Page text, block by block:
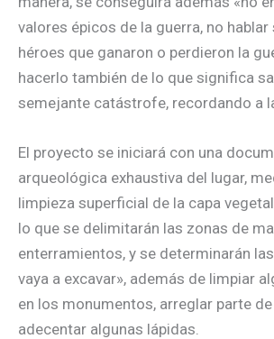
valores épicos de la guerra, no
héroes que ganaron o perdieron la
hacerlo también de lo que significa
semejante catástrofe, recordando a
El proyecto se iniciará con una
arqueológica exhaustiva del lugar,
limpieza superficial de la capa
lo que se delimitarán las zonas de
enterramientos, y se determinarán
vaya a excavar», además de limpiar
en los monumentos, arreglar parte
adecentar algunas lápidas.